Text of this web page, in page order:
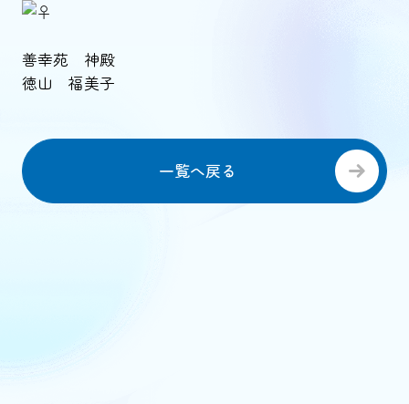
善幸苑 神殿
徳山 福美子
一覧へ戻る